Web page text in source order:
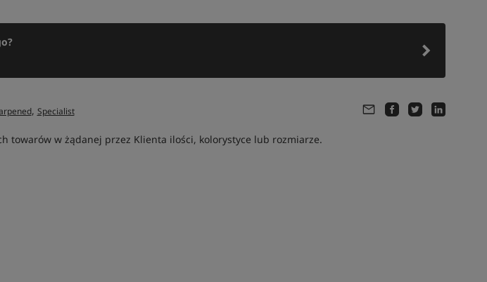
, Specialist
towarów w żądanej przez Klienta ilości, kolorystyce lub rozmiarze.